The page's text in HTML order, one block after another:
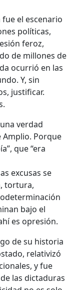
el escenario
políticas,
feroz,
de millones de
ocurrió en las
Y, sin
justificar.
verdad
Porque
que “era
excusas se
tortura,
bajo el
es opresión.
de su historia
relativizó
y fue
las dictaduras